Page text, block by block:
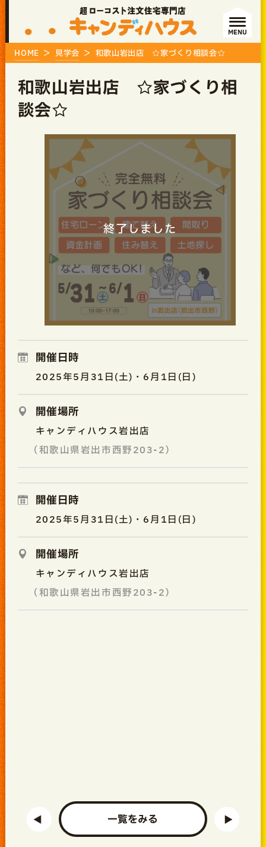
MENU
HOME 見学会 和歌山岩出店 ☆家づくり相談会☆
和歌山岩出店 ☆家づくり相
談会☆
終了しました
開催日時
2025年5月31日(土)・6月1日(日)
開催場所
キャンディハウス岩出店
（和歌山県岩出市西野203-2）
開催日時
2025年5月31日(土)・6月1日(日)
開催場所
キャンディハウス岩出店
（和歌山県岩出市西野203-2）
一覧をみる